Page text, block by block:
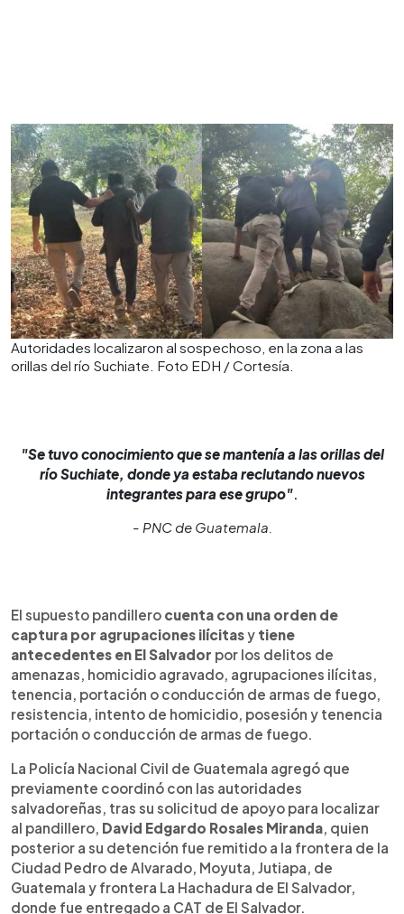
Autoridades localizaron al sospechoso, en la zona a las
orillas del río Suchiate. Foto EDH / Cortesía.
"Se tuvo conocimiento que se mantenía a las orillas del
río Suchiate, donde ya estaba reclutando nuevos
integrantes para ese grupo".
- PNC de Guatemala.
El supuesto pandillero cuenta con una orden de
captura por agrupaciones ilícitasy tiene
antecedentes en El Salvador por los delitos de
amenazas, homicidio agravado, agrupaciones ilícitas,
tenencia, portación o conducción de armas de fuego,
resistencia, intento de homicidio, posesión y tenencia
portación o conducción de armas de fuego.
La Policía Nacional Civil de Guatemala agregó que
previamente coordinó con las autoridades
salvadoreñas, tras su solicitud de apoyo para localizar
al pandillero, David Edgardo Rosales Miranda , quien
posterior a su detención fue remitido a la frontera de la
Ciudad Pedro de Alvarado, Moyuta, Jutiapa, de
Guatemala y frontera La Hachadura de El Salvador,
donde fue entregado a CAT de El Salvador.